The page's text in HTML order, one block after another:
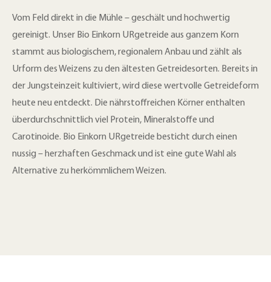
Vom Feld direkt in die Mühle – geschält und hochwertig
gereinigt. Unser Bio Einkorn URgetreide aus ganzem Korn
stammt aus biologischem, regionalem Anbau und zählt als
Urform des Weizens zu den ältesten Getreidesorten. Bereits in
der Jungsteinzeit kultiviert, wird diese wertvolle Getreideform
heute neu entdeckt. Die nährstoffreichen Körner enthalten
überdurchschnittlich viel Protein, Mineralstoffe und
Carotinoide. Bio Einkorn URgetreide besticht durch einen
nussig – herzhaften Geschmack und ist eine gute Wahl als
Alternative zu herkömmlichem Weizen.